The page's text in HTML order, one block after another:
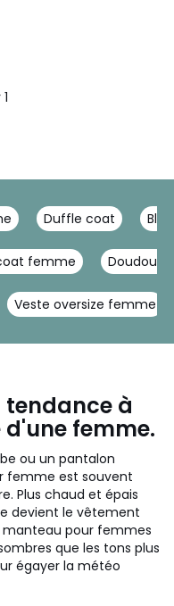
Duffle coat
femme
Veste oversize femme
à
femme.
ou un pantalon
femme est souvent
Plus chaud et épais
devient le vêtement
manteau pour femmes
que les tons plus
égayer la météo